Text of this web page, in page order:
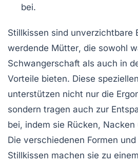
bei.
Stillkissen sind unverzichtbare
werdende Mütter, die sowohl
Schwangerschaft als auch in
Vorteile bieten. Diese
unterstützen nicht nur die
sondern tragen auch zur
bei, indem sie Rücken,
Die verschiedenen Formen
Stillkissen machen sie zu